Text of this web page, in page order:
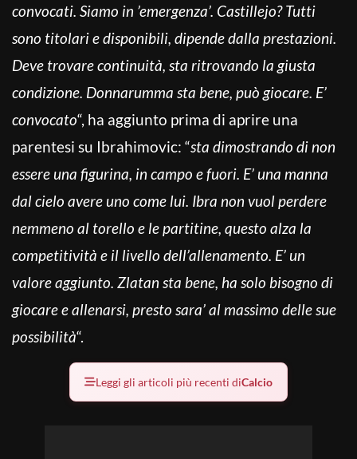
convocati. Siamo in ’emergenza’. Castillejo? Tutti
sono titolari e disponibili, dipende dalla prestazioni.
Deve trovare continuità, sta ritrovando la giusta
condizione. Donnarumma sta bene, può giocare. E’
convocato“, ha aggiunto prima di aprire una
parentesi su Ibrahimovic: “sta dimostrando di non
essere una figurina, in campo e fuori. E’ una manna
dal cielo avere uno come lui. Ibra non vuol perdere
nemmeno al torello e le partitine, questo alza la
competitività e il livello dell’allenamento. E’ un
valore aggiunto. Zlatan sta bene, ha solo bisogno di
giocare e allenarsi, presto sara’ al massimo delle sue
possibilità“.
Leggi gli articoli più recenti diCalcio